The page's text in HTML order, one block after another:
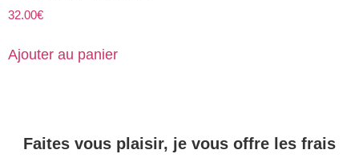
32.00€
Ajouter au panier
Faites vous plaisir, je vous offre les frais